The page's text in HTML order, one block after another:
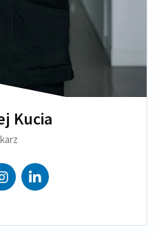
Kucia